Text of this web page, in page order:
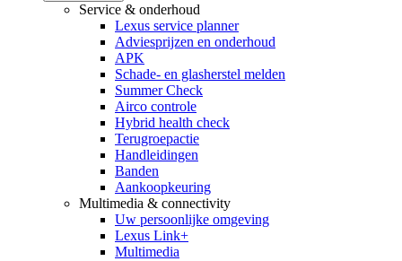
Service & onderhoud
Lexus service planner
Adviesprijzen en onderhoud
APK
Schade- en glasherstel melden
Summer Check
Airco controle
Hybrid health check
Terugroepactie
Handleidingen
Banden
Aankoopkeuring
Multimedia & connectivity
Uw persoonlijke omgeving
Lexus Link+
Multimedia